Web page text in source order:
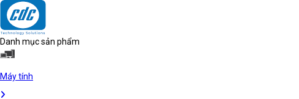
Danh mục sản phẩm
Máy tính